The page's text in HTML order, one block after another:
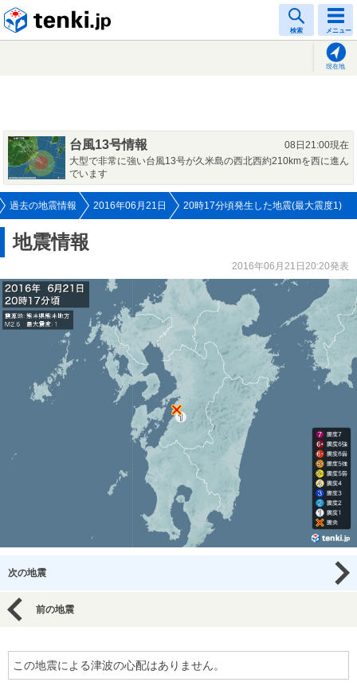
検索 メニュー
現在地
台風13号情報
08日21:00現在
大型で非常に強い台風13号が久米島の西北西約210kmを西に進ん
でいます
過去の地震情報 2016年06月21日 20時17分頃発生した地震(最大震度1)
地震情報
2016年06月21日20:20発表
次の地震
前の地震
この地震による津波の心配はありません。